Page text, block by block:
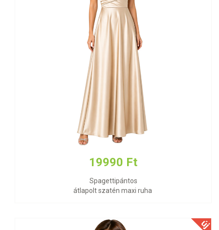
19990 Ft
Spagettipántos
átlapolt szatén maxi ruha